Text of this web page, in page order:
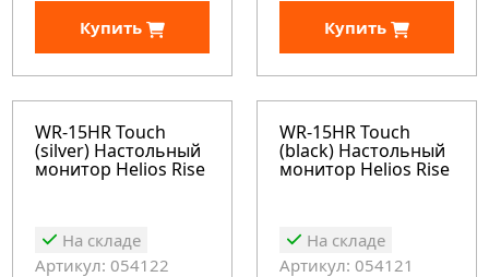
Купить Купить
WR-15HR Touch
(silver) Настольный
монитор Helios Rise
На складе
Артикул: 054122
WR-15HR Touch
(black) Настольный
монитор Helios Rise
На складе
Артикул: 054121